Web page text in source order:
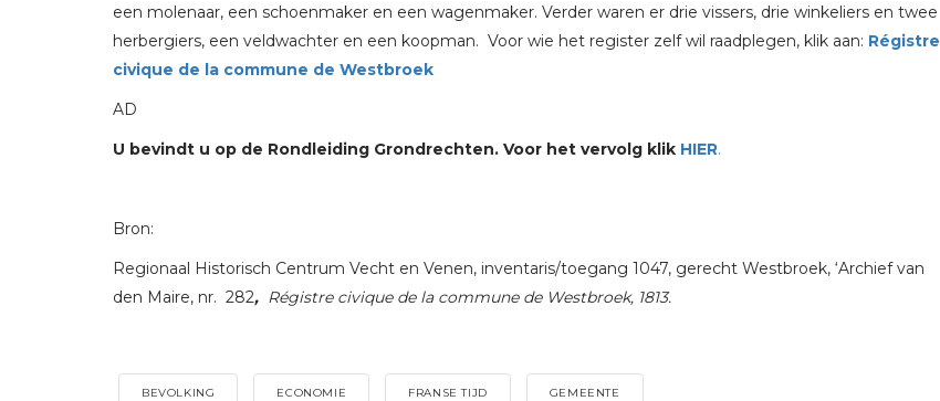
een molenaar, een schoenmaker en een wagenmaker. Verder waren er drie vissers, drie winkeliers en twee
herbergiers, een veldwachter en een koopman. Voor wie het register zelf wil raadplegen, klik aan: Régistre
civique de la commune de Westbroek
AD
U bevindt u op de Rondleiding Grondrechten. Voor het vervolg klik HIER.
Bron:
Regionaal Historisch Centrum Vecht en Venen, inventaris/toegang 1047, gerecht Westbroek, ‘Archief van
den Maire, nr. 282, Régistre civique de la commune de Westbroek, 1813.
BEVOLKING ECONOMIE FRANSE TIJD GEMEENTE